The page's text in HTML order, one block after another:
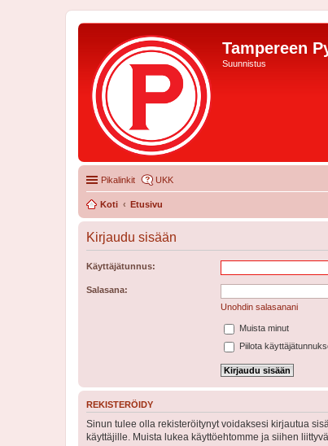
Tampereen
Suunnistus
Pikalinkit UKK
Koti Etusivu
Kirjaudu sisään
Käyttäjätunnus:
Salasana:
Unohdin salasanani
Muista minut
Piilota
REKISTERÖIDY
Sinun tulee olla rekisteröitynyt voidaksesi kirjautua
käyttäjille. Muista lukea käyttöehtomme ja siihen